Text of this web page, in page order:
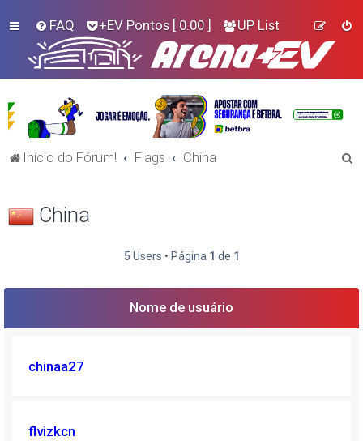
FAQ +EV Pontos [ 0.00 ] UP List
Início do Fórum! Flags China
s
China
5 Users • Página 1 de 1
Nome de usuário
chinaa27
flvizkcn